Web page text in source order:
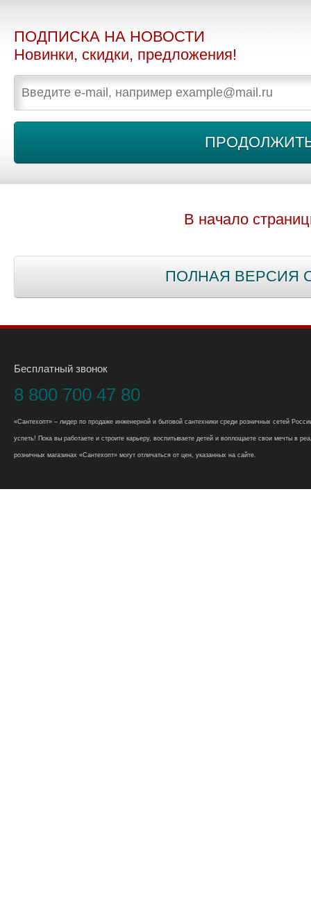
ПОДПИСКА НА НОВОСТИ
Новинки, скидки, предложения!
В начало
ПОЛНАЯ ВЕРСИЯ
Бесплатный звонок
8 800 700 47 80
«Сантехопт» – лидер по продаже инженерной и бытовой сантехники среди розничных сетей
успеть! Пока вы работаете и строите карьеру, воспитываете детей и воплощаете свои мечты в
розничных магазинах «Сантехопт» могут отличаться от цен, указанных на сайте.